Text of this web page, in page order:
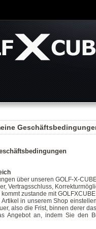
über unseren GOLF-X-
Vertragsschluss,
kommt zustande mit
in unserem Shop
also die Frist, binnen derer
Angebot an, indem Sie den